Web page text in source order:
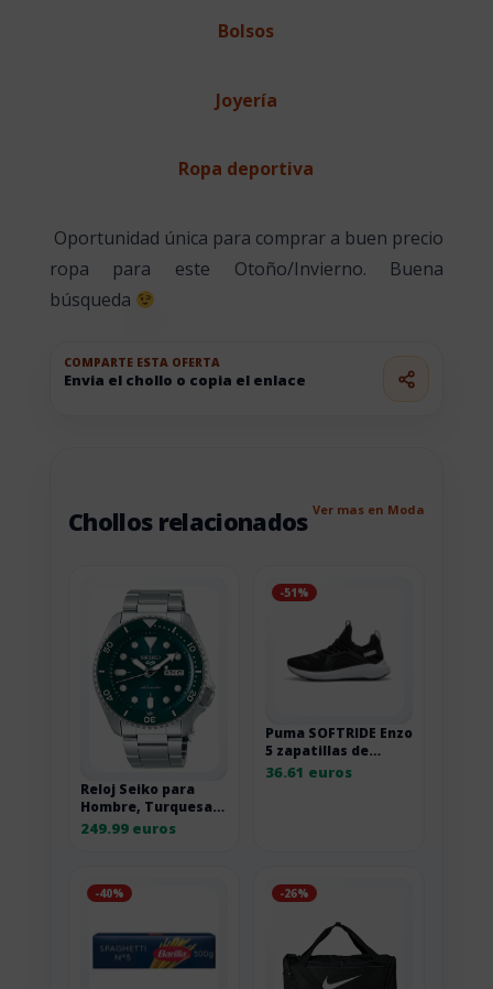
Bolsos
Joyería
Ropa deportiva
Oportunidad única para comprar a buen precio
ropa para este Otoño/Invierno. Buena
búsqueda
COMPARTE ESTA OFERTA
Envia el chollo o copia el enlace
Chollos relacionados Ver mas en Moda
Reloj Seiko para
Hombre, Turquesa,
Sport, 1K1
249.99 euros
-51%
Puma SOFTRIDE Enzo
5 zapatillas de
correr de carretera
36.61 euros
-40% -26%